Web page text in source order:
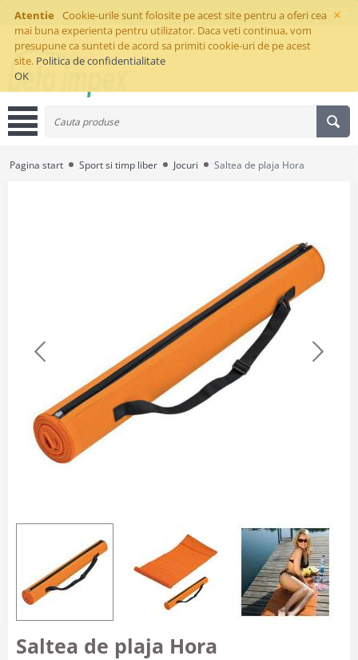
×
Atentie
Cookie-urile sunt folosite pe acest site pentru a oferi cea
mai buna experienta pentru utilizator. Daca veti continua, vom
presupune ca sunteti de acord sa primiti cookie-uri de pe acest
site. Politica de confidentialitate
OK
Pagina start Sport si timp liber Jocuri Saltea de plaja Hora
Saltea de plaja Hora